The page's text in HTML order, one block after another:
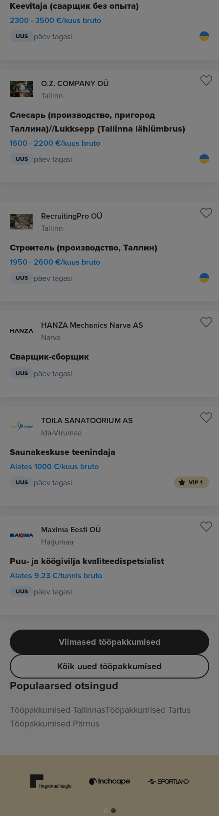
Keevitaja (сварщик без опыта)
2300 - 3500 €/kuus bruto
UUS päev tagasi
O.Z. COMPANY OÜ
Tallinn
Слесарь (производство, пригород
Таллина)//Lukksepp (Tallinna lähiümbrus)
1600 - 2200 €/kuus bruto
UUS päev tagasi
RecruitingPro OÜ
Tallinn
Строитель (производство, Таллин)
1950 - 2600 €/kuus bruto
UUS päev tagasi
HANZA Mechanics Narva AS
Narva
Сварщик-сборщик
UUS päev tagasi
TOILA SANATOORIUM AS
Ida-Virumaa
Saunakeskuse teenindaja
Alates 1000 €/kuus bruto
UUS päev tagasi VIP 1
Maxima Eesti OÜ
Harjumaa
Puu- ja köögivilja kvaliteedispetsialist
Alates 9.23 €/tunnis bruto
UUS päev tagasi
Viimased tööpakkumised
Kõik uued tööpakkumised
Populaarsed otsingud
Tööpakkumised TallinnasTööpakkumised Tartus
Tööpakkumised Pärnus